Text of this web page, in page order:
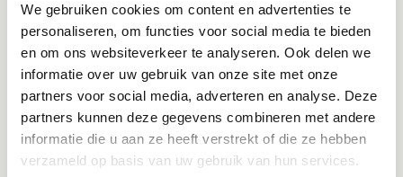
We gebruiken cookies om content en advertenties te
personaliseren, om functies voor social media te bieden
en om ons websiteverkeer te analyseren. Ook delen we
informatie over uw gebruik van onze site met onze
partners voor social media, adverteren en analyse. Deze
partners kunnen deze gegevens combineren met andere
informatie die u aan ze heeft verstrekt of die ze hebben
verzameld op basis van uw gebruik van hun services.
supra- en subgingivale tandoppervlakken. - Voor premolaren en
kiezen in de onderkaak- Handig in nauwe, diepe pockets